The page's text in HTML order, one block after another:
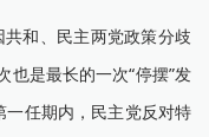
和、民主两党政策分歧
也是最长的一次“停摆”发
任期内，民主党反对特